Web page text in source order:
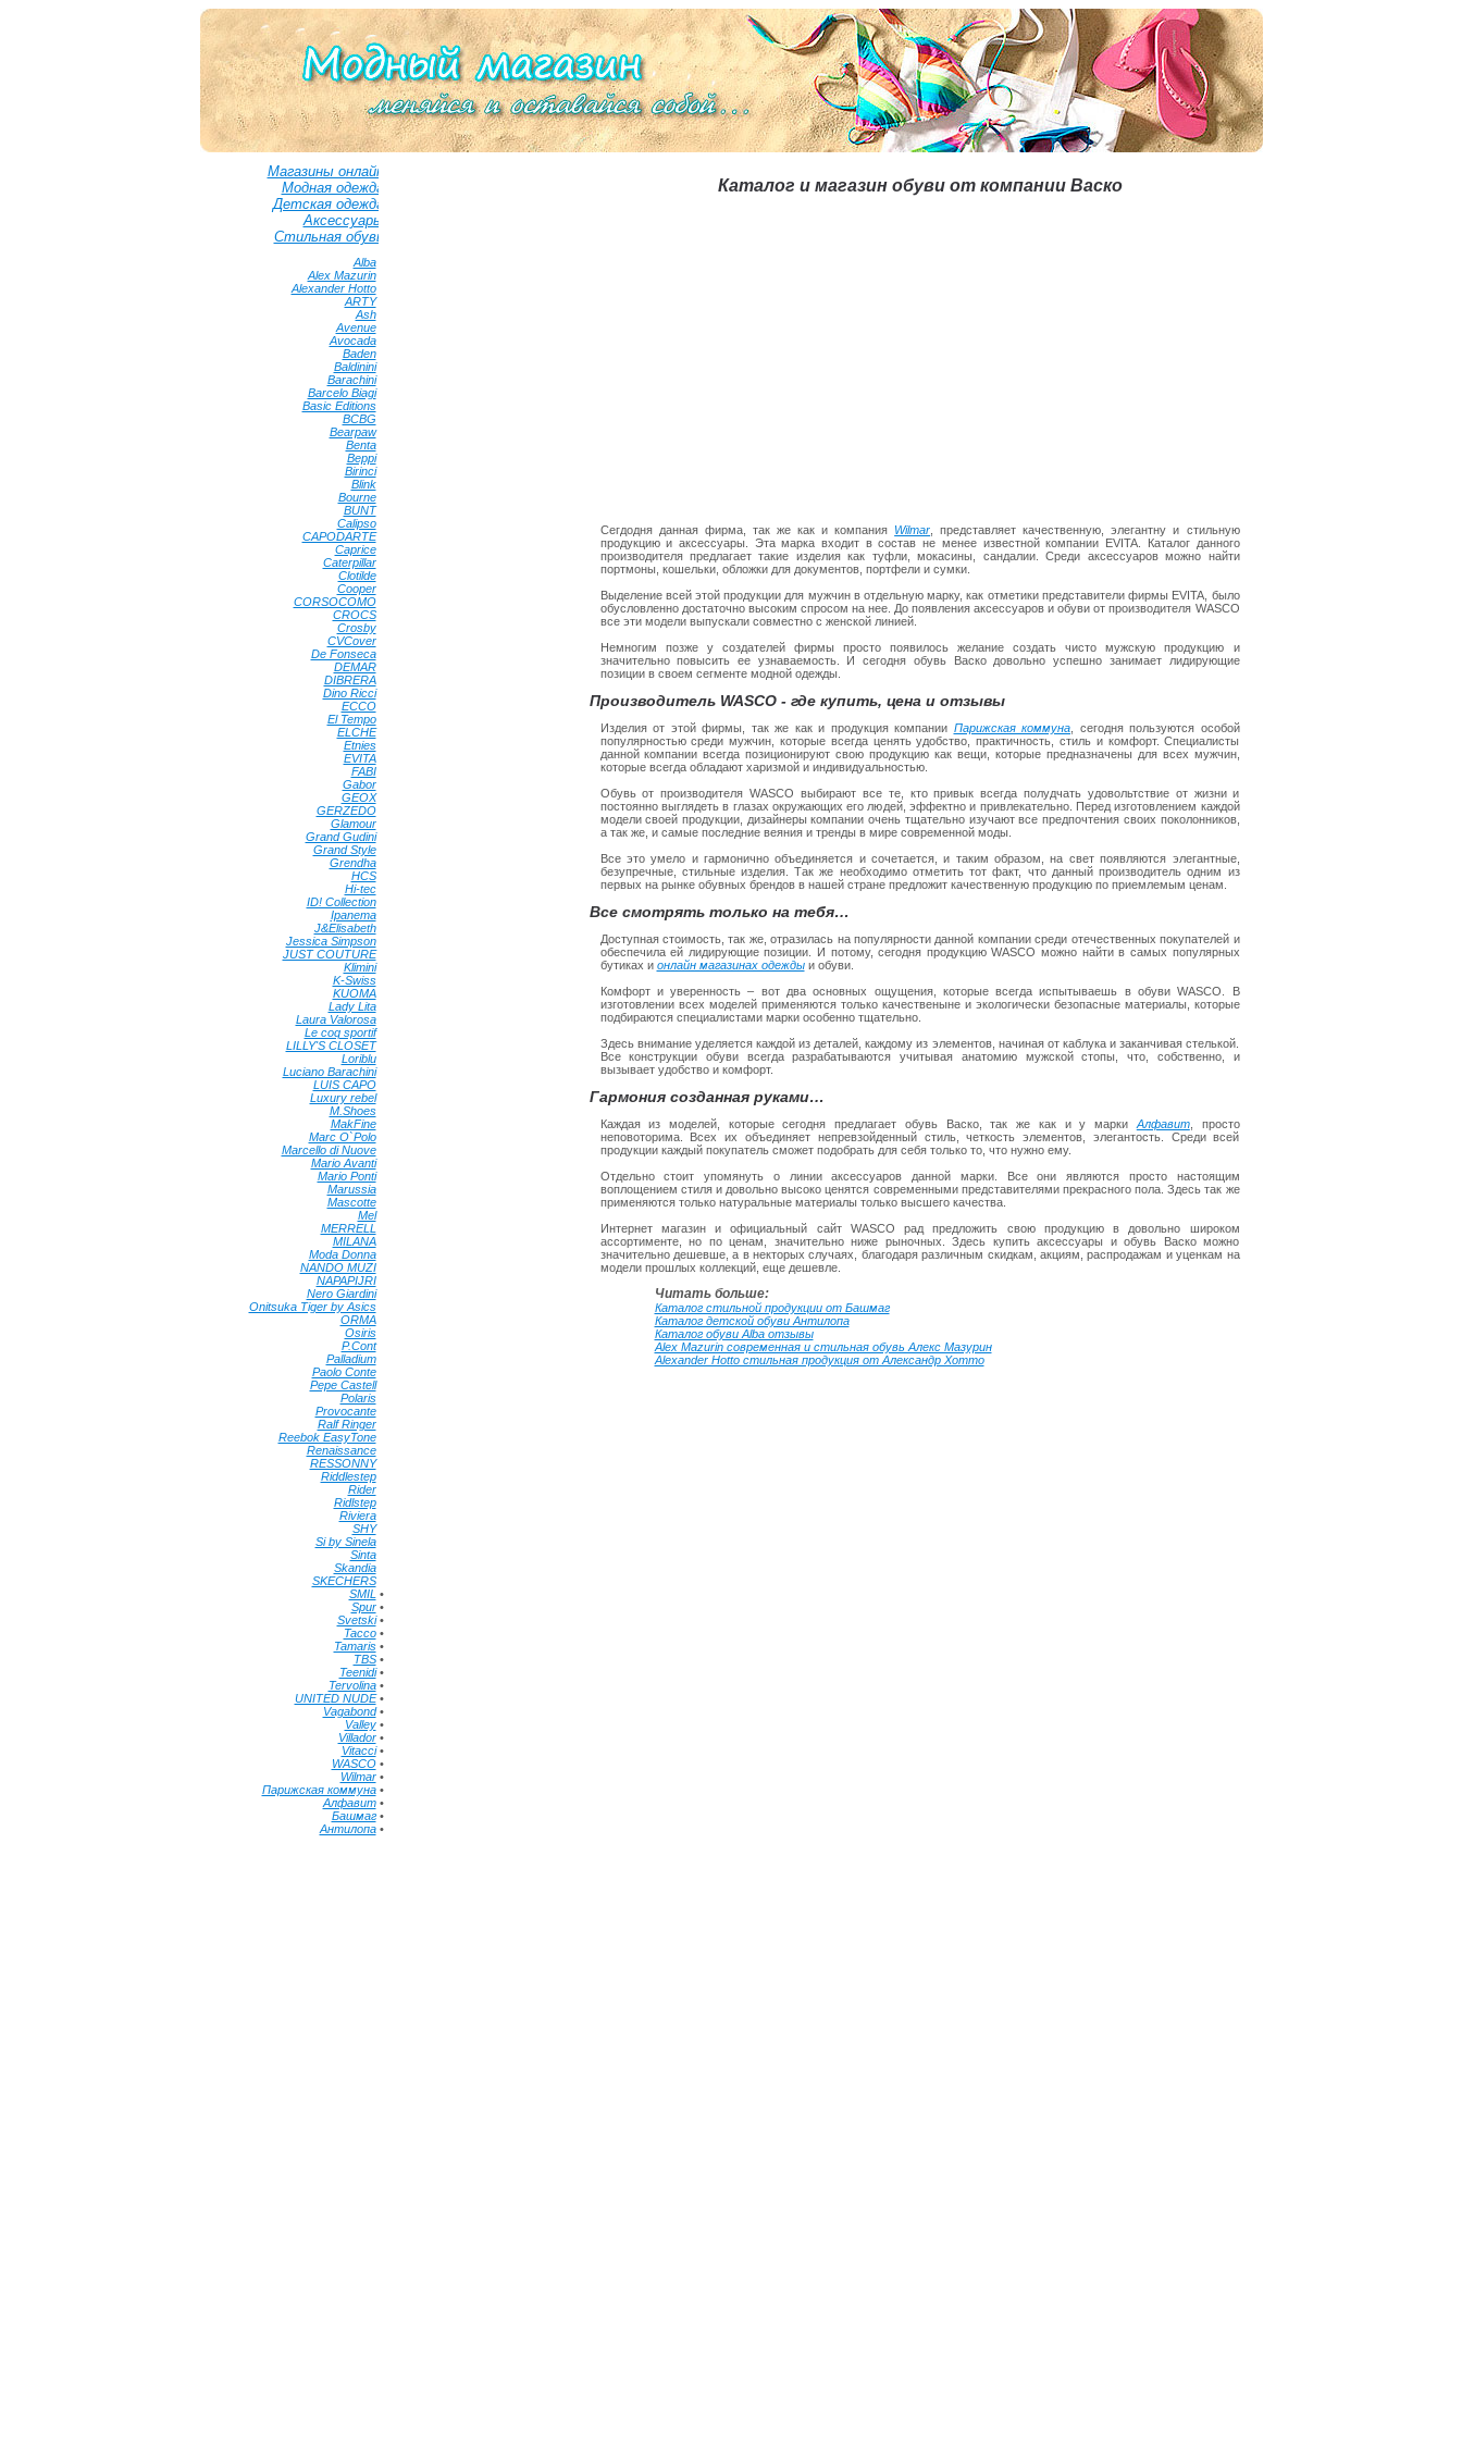
Каталог и магазин обуви от компании Васко
Сегдодня данная фирма, так же как и компания Wilmar , представляет качественную, элегантну и стильную
продукцию и аксессуары. Эта марка входит в состав не менее известной компании EVITA. Каталог данного
производителя предлагает такие изделия как туфли, мокасины, сандалии. Среди аксессуаров можно найти
портмоны, кошельки, обложки для документов, портфели и сумки.
Выделение всей этой продукции для мужчин в отдельную марку, как отметики представители фирмы EVITA, было
обусловленно достаточно высоким спросом на нее. До появления аксессуаров и обуви от производителя WASCO
все эти модели выпускали совместно с женской линией.
Немногим позже у создателей фирмы просто появилось желание создать чисто мужскую продукцию и
значительно повысить ее узнаваемость. И сегодня обувь Васко довольно успешно занимает лидирующие
позиции в своем сегменте модной одежды.
Производитель WASCO - где купить, цена и отзывы
Изделия от этой фирмы, так же как и продукция компании Парижская коммуна , сегодня пользуются особой
популярностью среди мужчин, которые всегда ценять удобство, практичность, стиль и комфорт. Специалисты
данной компании всегда позиционируют свою продукцию как вещи, которые предназначены для всех мужчин,
которые всегда обладают харизмой и индивидуальностью.
Обувь от производителя WASCO выбирают все те, кто привык всегда полудчать удовольтствие от жизни и
постоянно выглядеть в глазах окружающих его людей, эффектно и привлекательно. Перед изготовлением каждой
модели своей продукции, дизайнеры компании очень тщательно изучают все предпочтения своих поколонников,
а так же, и самые последние веяния и тренды в мире современной моды.
Все это умело и гармонично объединяется и сочетается, и таким образом, на свет появляются элегантные,
безупречные, стильные изделия. Так же необходимо отметить тот факт, что данный производитель одним из
первых на рынке обувных брендов в нашей стране предложит качественную продукцию по приемлемым ценам.
Все смотрять только на тебя…
Доступная стоимость, так же, отразилась на популярности данной компании среди отечественных покупателей и
обеспечила ей лидирующие позиции. И потому, сегодня продукцию WASCO можно найти в самых популярных
бутиках и онлайн магазинах одеждыи обуви.
Комфорт и уверенность – вот два основных ощущения, которые всегда испытываешь в обуви WASCO. В
изготовлении всех моделей применяются только качественыне и экологически безопасные материалы, которые
подбираются специалистами марки особенно тщательно.
Здесь внимание уделяется каждой из деталей, каждому из элементов, начиная от каблука и заканчивая стелькой.
Все конструкции обуви всегда разрабатываются учитывая анатомию мужской стопы, что, собственно, и
вызывает удобство и комфорт.
Гармония созданная руками…
Каждая из моделей, которые сегодня предлагает обувь Васко, так же как и у марки Алфавит, просто
неповоторима. Всех их объединяет непревзойденный стиль, четкость элементов, элегантость. Среди всей
продукции каждый покупатель сможет подобрать для себя только то, что нужно ему.
Отдельно стоит упомянуть о линии аксессуаров данной марки. Все они являются просто настоящим
воплощением стиля и довольно высоко ценятся современными представителями прекрасного пола. Здесь так же
применяются только натуральные материалы только высшего качества.
Интернет магазин и официальный сайт WASCO рад предложить свою продукцию в довольно широком
ассортименте, но по ценам, значительно ниже рыночных. Здесь купить аксессуары и обувь Васко можно
значительно дешевше, а в некторых случаях, благодаря различным скидкам, акциям, распродажам и уценкам на
модели прошлых коллекций, еще дешевле.
Читать больше:
Каталог стильной продукции от Башмаг
Каталог детской обуви Антилопа
Каталог обуви Alba отзывы
Alex Mazurin современная и стильная обувь Алекс Мазурин
Alexander Hotto стильная продукция от Александр Хотто
Магазины онлайн
Модная одежда
Детская одежда
Аксессуары
Стильная обувь
Alba•
Alex Mazurin•
Alexander Hotto•
ARTY•
Ash•
Avenue•
Avocada•
Baden•
Baldinini•
Barachini•
Barcelo Biagi•
Basic Editions•
BCBG
Bearpaw•
Benta•
Beppi•
Birinci•
Blink•
Bourne•
BUNT•
Calipso•
CAPODARTE•
Caprice•
Caterpillar•
Clotilde•
Cooper•
CORSOCOMO•
CROCS•
Crosby•
CVCover•
De Fonseca•
DEMAR•
DIBRERA•
Dino Ricci•
ECCO•
El Tempo•
ELCHE•
Etnies•
EVITA•
FABI•
Gabor•
GEOX•
GERZEDO•
Glamour•
Grand Gudini•
Grand Style•
Grendha•
HCS•
Hi-tec•
ID! Collection•
Ipanema•
J&Elisabeth•
Jessica Simpson•
JUST COUTURE•
Klimini•
K-Swiss•
KUOMA•
Lady Lita•
Laura Valorosa•
Le coq sportif•
LILLY'S CLOSET•
Loriblu•
Luciano Barachini•
LUIS CAPO•
Luxury rebel•
M.Shoes•
MakFine•
Marc O`Polo•
Marcello di Nuove•
Mario Avanti•
Mario Ponti•
Marussia•
Mascotte•
Mel•
MERRELL
MILANA•
Moda Donna•
NANDO MUZI•
NAPAPIJRI•
Nero Giardini•
Onitsuka Tiger by Asics•
ORMA•
Osiris•
P.Cont•
Palladium•
Paolo Conte•
Pepe Castell•
Polaris•
Provocante•
Ralf Ringer•
Reebok EasyTone•
Renaissance•
RESSONNY•
Riddlestep•
Rider•
Ridlstep•
Riviera•
SHY•
Si by Sinela•
Sinta•
Skandia•
SKECHERS•
SMIL •
Spur•
Svetski•
Tacco•
Tamaris•
TBS•
Teenidi•
Tervolina•
UNITED NUDE•
Vagabond•
Valley•
Villador•
Vitacci•
WASCO•
Wilmar•
Парижская коммуна•
Алфавит•
Башмаг•
Антилопа•